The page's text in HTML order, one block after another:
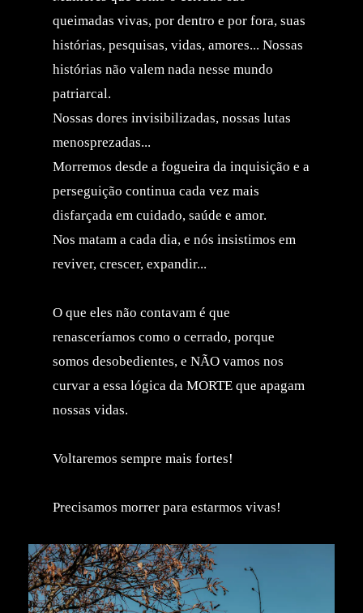
queimadas vivas, por dentro e por fora, suas
histórias, pesquisas, vidas, amores... Nossas
histórias não valem nada nesse mundo
patriarcal.
Nossas dores invisibilizadas, nossas lutas
menosprezadas...
Morremos desde a fogueira da inquisição e a
perseguição continua cada vez mais
disfarçada em cuidado, saúde e amor.
Nos matam a cada dia, e nós insistimos em
reviver, crescer, expandir...
O que eles não contavam é que
renasceríamos como o cerrado, porque
somos desobedientes, e NÃO vamos nos
curvar a essa lógica da MORTE que apagam
nossas vidas.
Voltaremos sempre mais fortes!
Precisamos morrer para estarmos vivas!